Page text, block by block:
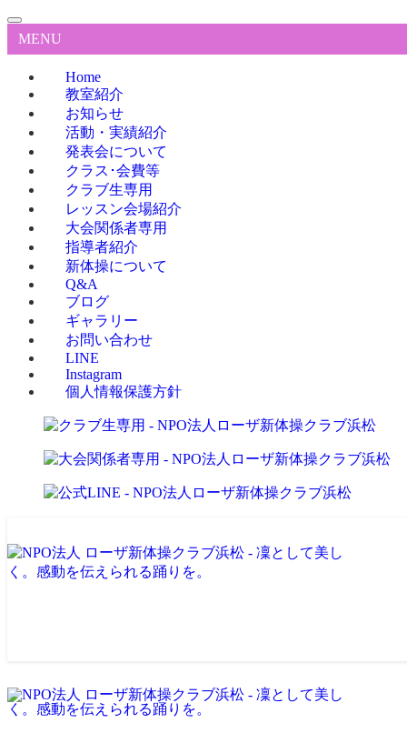
MENU
Home
教室紹介
お知らせ
活動・実績紹介
発表会について
クラス･会費等
クラブ生専用
レッスン会場紹介
大会関係者専用
指導者紹介
新体操について
Q&A
ブログ
ギャラリー
お問い合わせ
LINE
Instagram
個人情報保護方針